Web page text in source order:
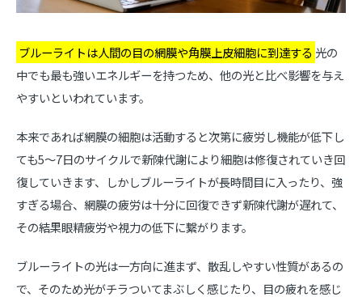
ブルーライトは人間の目の網膜や角膜上皮細胞に到達する 光の
中でも最も強いエネルギーを持つため、他の光と比べ影響を与え
やすいといわれています。
本来であれば網膜の細胞は活動すると次第に疲労し機能が低下し
ても5～7日のサイクルで新陳代謝により細胞は修復されていき回
復していきます、しかしブルーライトが長時間目に入ったり、強
すぎる場合、網膜の疲労は十分に回復できず新陳代謝が遅れて、
その結果眼精疲労や視力の低下に繋がります。
ブルーライトの光は一方向に進まず、散乱しやすい性質があるの
で、そのため光がチラついてまぶしく感じたり、目の疲れを感じ